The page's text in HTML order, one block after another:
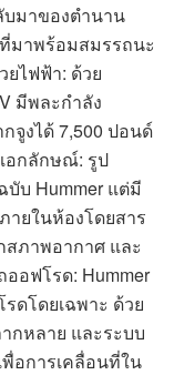
บมาของตำนาน
มาพร้อมสมรรถนะ
ไฟฟ้า: ด้วย
มีพละกำลัง
จูงได้ 7,500 ปอนด์
อกลักษณ์: รูป
บ Hummer แต่มี
ยในห้องโดยสาร
ภาพอากาศ และ
อฟโรด: Hummer
ดโดยเฉพาะ ด้วย
กหลาย และระบบ
อการเคลื่อนที่ใน